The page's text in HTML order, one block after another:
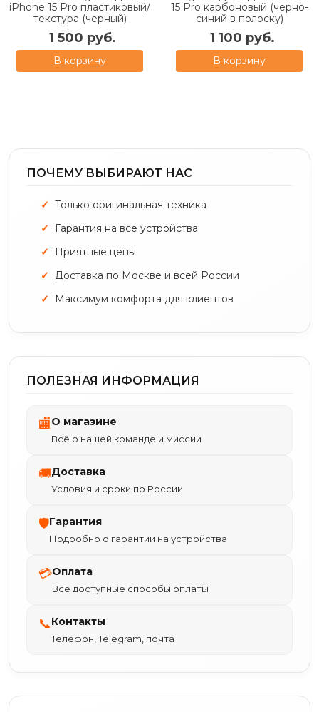
iPhone 15 Pro пластиковый/
текстура (черный)
1 500 руб.
В корзину
15 Pro карбоновый (черно-
синий в полоску)
1 100 руб.
В корзину
ПОЧЕМУ ВЫБИРАЮТ НАС
Только оригинальная техника
Гарантия на все устройства
Приятные цены
Доставка по Москве и всей России
Максимум комфорта для клиентов
ПОЛЕЗНАЯ ИНФОРМАЦИЯ
🏬О магазине
Всё о нашей команде и миссии
🚚Доставка
Условия и сроки по России
🛡Гарантия
Подробно о гарантии на устройства
💳Оплата
Все доступные способы оплаты
📞Контакты
Телефон, Telegram, почта